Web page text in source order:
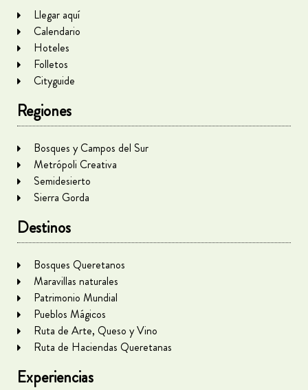
Llegar aquí
Calendario
Hoteles
Folletos
Cityguide
Regiones
Bosques y Campos del Sur
Metrópoli Creativa
Semidesierto
Sierra Gorda
Destinos
Bosques Queretanos
Maravillas naturales
Patrimonio Mundial
Pueblos Mágicos
Ruta de Arte, Queso y Vino
Ruta de Haciendas Queretanas
Experiencias